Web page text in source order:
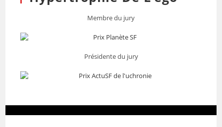
Membre du jury
Présidente du jury